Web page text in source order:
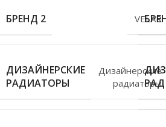
БРЕНД 2 VELAR
ДИЗАЙНЕРСКИЕ
РАДИАТОРЫ
Дизайнерские
радиаторы